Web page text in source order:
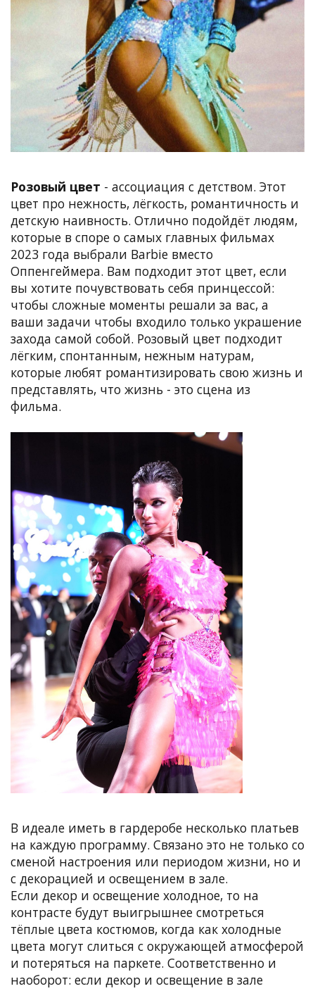
Розовый цвет - ассоциация с детством. Этот
цвет про нежность, лёгкость, романтичность и
детскую наивность. Отлично подойдёт людям,
которые в споре о самых главных фильмах
2023 года выбрали Barbie вместо
Оппенгеймера. Вам подходит этот цвет, если
вы хотите почувствовать себя принцессой:
чтобы сложные моменты решали за вас, а
ваши задачи чтобы входило только украшение
захода самой собой. Розовый цвет подходит
лёгким, спонтанным, нежным натурам,
которые любят романтизировать свою жизнь и
представлять, что жизнь - это сцена из
фильма.
В идеале иметь в гардеробе несколько платьев
на каждую программу. Связано это не только со
сменой настроения или периодом жизни, но и
с декорацией и освещением в зале.
Если декор и освещение холодное, то на
контрасте будут выигрышнее смотреться
тёплые цвета костюмов, когда как холодные
цвета могут слиться с окружающей атмосферой
и потеряться на паркете. Соответственно и
наоборот: если декор и освещение в зале